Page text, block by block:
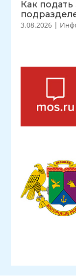
Как
3.08.2026 |